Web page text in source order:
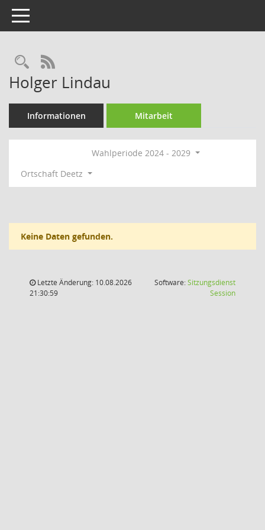
Toggle navigation
Rechercheauswahl
RSS-Feed
Holger Lindau
Informationen Mitarbeit
Wahlperiode 2024 - 2029
Ortschaft Deetz
Keine Daten gefunden.
Letzte Änderung: 10.08.2026
21:30:59
Software:Sitzungsdienst
Session(Wird in